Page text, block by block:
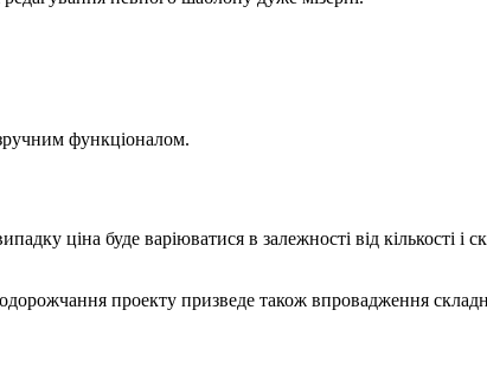
функціоналом.
ціна буде варіюватися в залежності від кількості і
проекту призведе також впровадження